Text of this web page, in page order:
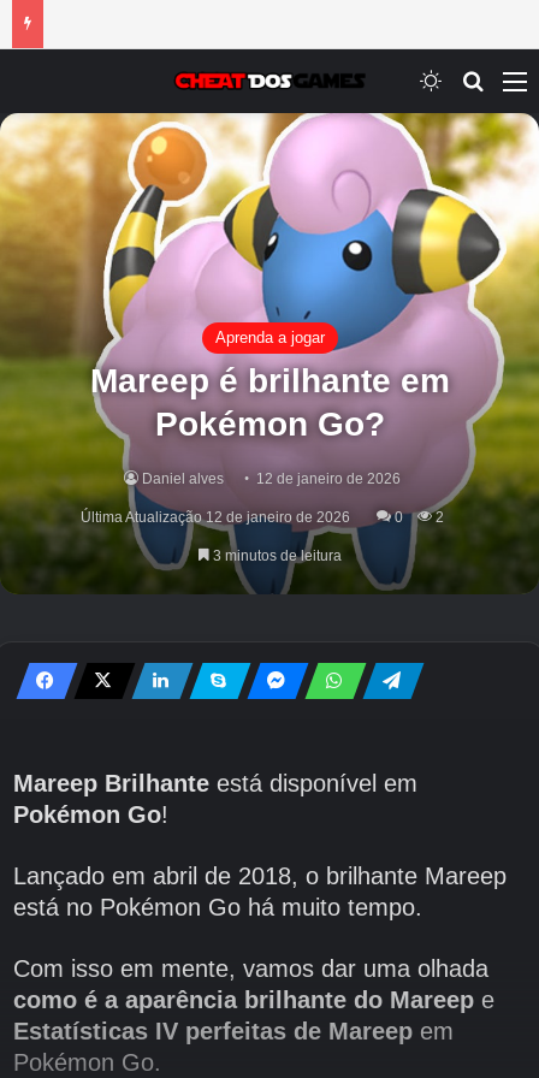
Switch skin
Aprenda a jogar
Mareep é brilhante em
Pokémon Go?
Daniel alves 12 de janeiro de 2026
Última Atualização 12 de janeiro de 2026 0 2
3 minutos de leitura
Mareep Brilhanteestá disponível em
Pokémon Go!
Lançado em abril de 2018, o brilhante Mareep
está no Pokémon Go há muito tempo.
Com isso em mente, vamos dar uma olhada
como é a aparência brilhante do Mareepe
Estatísticas IV perfeitas de Mareepem
Pokémon Go.